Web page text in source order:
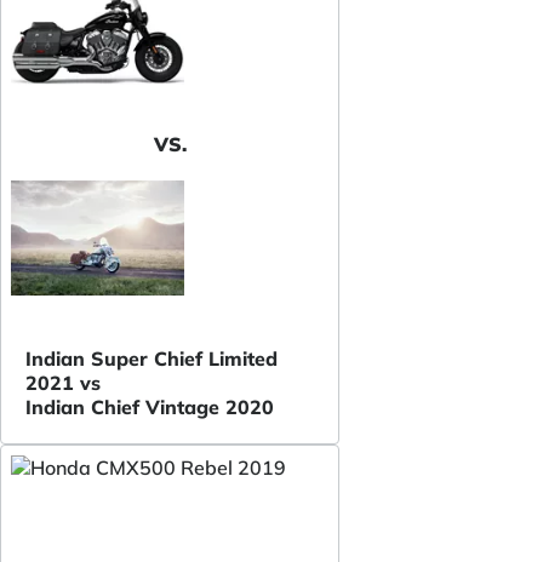
VS.
Indian Super Chief Limited
2021 vs
Indian Chief Vintage 2020